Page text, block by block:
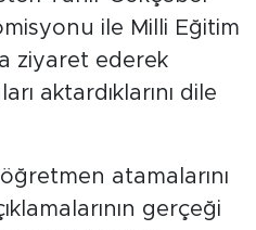
ile Milli Eğitim
ziyaret ederek
aktardıklarını dile
atamalarını
gerçeği